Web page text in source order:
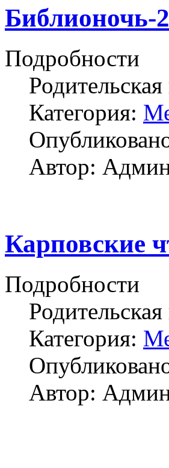
Библионочь-
Подробности
Категория:
Автор:
Карповские
Подробности
Категория:
Автор: